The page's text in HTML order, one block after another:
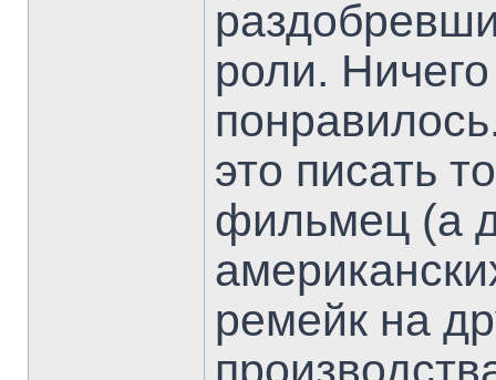
роли.
это писать
фильмец (а
ремейк на